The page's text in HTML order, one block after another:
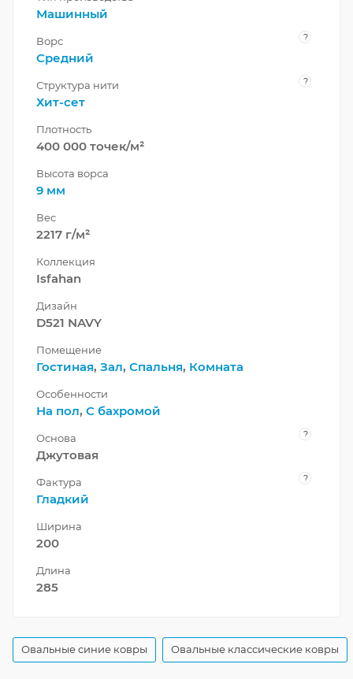
Машинный
Ворс ?
Средний
Структура нити ?
Хит-сет
Плотность
400 000 точек/м²
Высота ворса
9 мм
Вес
2217 г/м²
Коллекция
Isfahan
Дизайн
D521 NAVY
Помещение
Гостиная, Зал, Спальня, Комната
Особенности
На пол, С бахромой
Основа ?
Джутовая
Фактура ?
Гладкий
Ширина
200
Длина
285
Овальные синие ковры Овальные классические ковры